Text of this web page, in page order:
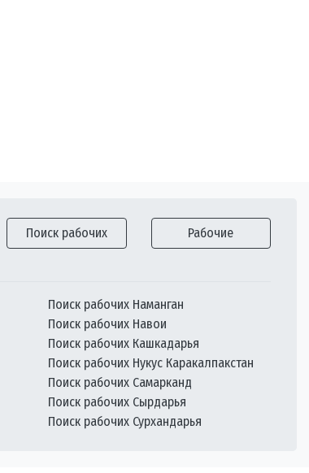
Поиск рабочих Рабочие
Поиск рабочих Наманган
Поиск рабочих Навои
Поиск рабочих Кашкадарья
Поиск рабочих Нукус Каракалпакстан
Поиск рабочих Самарканд
Поиск рабочих Сырдарья
Поиск рабочих Сурхандарья